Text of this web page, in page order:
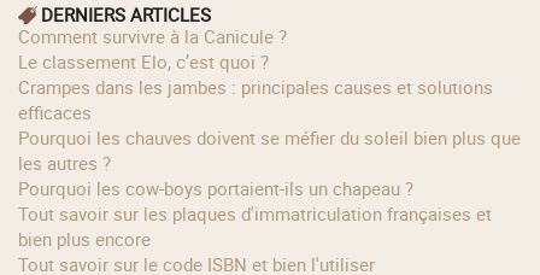
DERNIERS ARTICLES
Comment survivre à la Canicule ?
Le classement Elo, c’est quoi ?
Crampes dans les jambes : principales causes et solutions
efficaces
Pourquoi les chauves doivent se méfier du soleil bien plus que
les autres ?
Pourquoi les cow‑boys portaient‑ils un chapeau ?
Tout savoir sur les plaques d'immatriculation françaises et
bien plus encore
Tout savoir sur le code ISBN et bien l'utiliser